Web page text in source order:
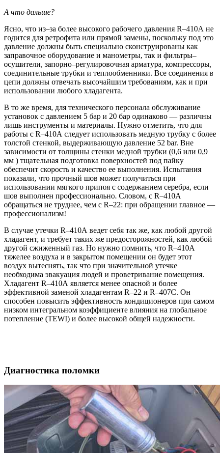
А что дальше?
Ясно, что из–за более высокого рабочего давления R–410А не
годится для ретрофита или прямой замены, поскольку под это
давление должны быть специально сконструированы как
заправочное оборудование и манометры, так и фильтры–
осушители, запорно–регулировочная арматура, компрессоры,
соединительные трубки и теплообменники. Все соединения в
цепи должны отвечать высочайшим требованиям, как и при
использовании любого хладагента.
В то же время, для технического персонала обслуживание
установок с давлением 5 бар и 20 бар одинаково — различны
лишь инструменты и материалы. Нужно отметить, что для
работы с R–410А следует использовать медную трубку с более
толстой стенкой, выдерживающую давление 52 bar. Вне
зависимости от толщины стенки медной трубки (0,6 или 0,9
мм ) тщательная подготовка поверхностей под пайку
обеспечит скорость и качество ее выполнения. Испытания
показали, что прочный шов может получиться при
использовании мягкого припоя с содержанием серебра, если
шов выполнен профессионально. Словом, с R–410A
обращаться не труднее, чем с R–22: при обращении главное —
профессионализм!
В случае утечки R–410А ведет себя так же, как любой другой
хладагент, и требует таких же предосторожностей, как любой
другой сжиженный газ. Но нужно помнить, что R–410A
тяжелее воздуха и в закрытом помещении он будет этот
воздух вытеснять, так что при значительной утечке
необходима эвакуация людей и проветривание помещения.
Хладагент R–410А является менее опасной и более
эффективной заменой хладагентам R–22 и R–407C. Он
способен повысить эффективность кондиционеров при самом
низком интегральном коэффициенте влияния на глобальное
потепление (TEWI) и более высокой общей надежности.
Диагностика поломки